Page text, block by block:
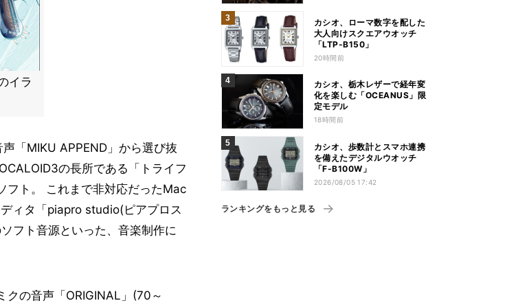
イラ
「MIKU APPEND」から選び抜
の長所である「トライフ
フト。 これまで非対応だったMac
ィタ「piapro studio(ピアプロス
フト音源といった、音楽制作に
クの音声「ORIGINAL」(70～
カシオ、ローマ数字を配した
大人向けスクエアウオッチ
「LTP-B150」
20時間前
カシオ、栃木レザーで経年変
化を楽しむ「OCEANUS」限
定モデル
18時間前
カシオ、歩数計とスマホ連携
を備えたデジタルウオッチ
「F-B100W」
2026/08/05 17:42
ランキングをもっと見る